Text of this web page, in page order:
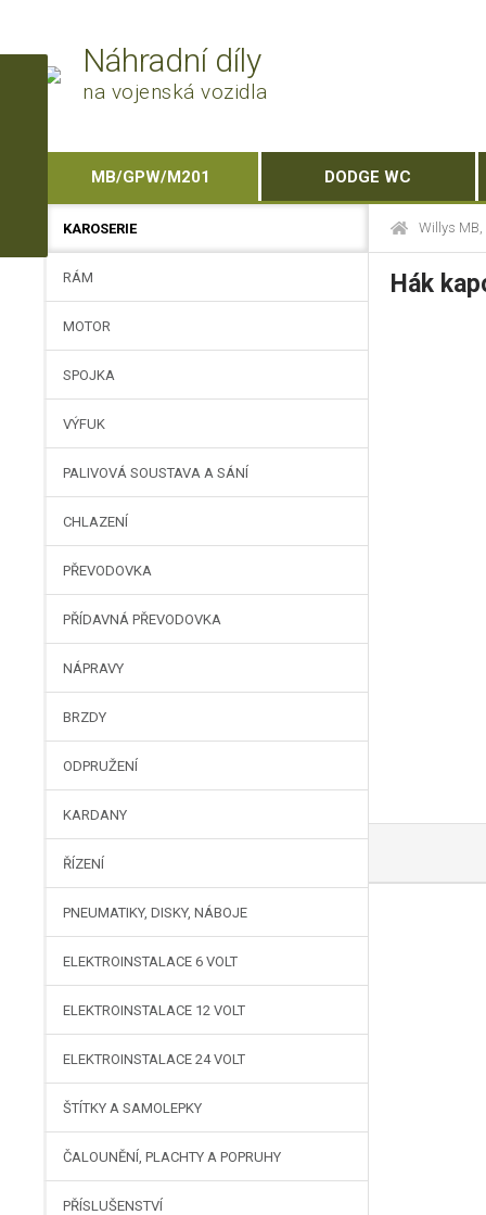
Náhradní díly
na vojenská vozidla
MB/GPW/M201 DODGE WC
Willys MB,
Hák
KAROSERIE
RÁM
MOTOR
SPOJKA
VÝFUK
PALIVOVÁ SOUSTAVA A SÁNÍ
CHLAZENÍ
PŘEVODOVKA
PŘÍDAVNÁ PŘEVODOVKA
NÁPRAVY
BRZDY
ODPRUŽENÍ
KARDANY
ŘÍZENÍ
PNEUMATIKY, DISKY, NÁBOJE
ELEKTROINSTALACE 6 VOLT
ELEKTROINSTALACE 12 VOLT
ELEKTROINSTALACE 24 VOLT
ŠTÍTKY A SAMOLEPKY
ČALOUNĚNÍ, PLACHTY A POPRUHY
PŘÍSLUŠENSTVÍ